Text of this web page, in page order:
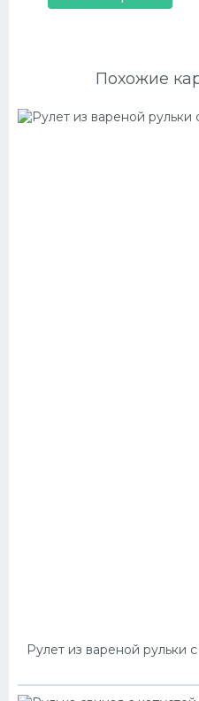
Похожие
Рулет из вареной рульки